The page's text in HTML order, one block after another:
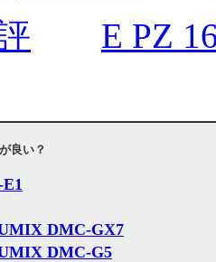
E PZ
良い？
DMC-GX7
DMC-G5